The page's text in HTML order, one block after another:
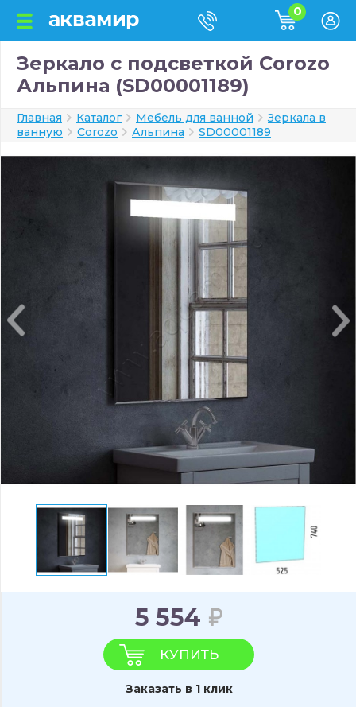
0
Зеркало с подсветкой Corozo
Альпина (SD00001189)
Главная Каталог Мебель для ванной
Зеркала в
ванную
Corozo Альпина SD00001189
5 554
КУПИТЬ
Заказать в 1 клик